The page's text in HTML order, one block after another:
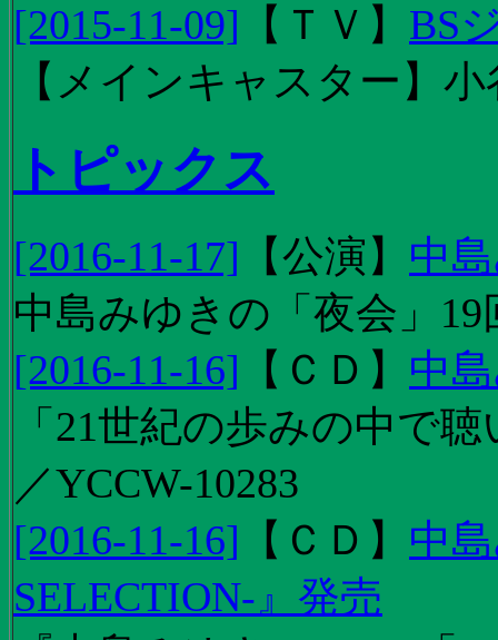
[2015-11-09] 【 ＴＶ 】 BS
【メインキャスター】
トピックス
[2016-11-17] 【公演 】 中
中島みゆきの「夜会」
[2016-11-16] 【 ＣＤ 】 中
「21世紀の歩みの中で
／YCCW-10283
[2016-11-16] 【 ＣＤ 】 中
SELECTION-』発売